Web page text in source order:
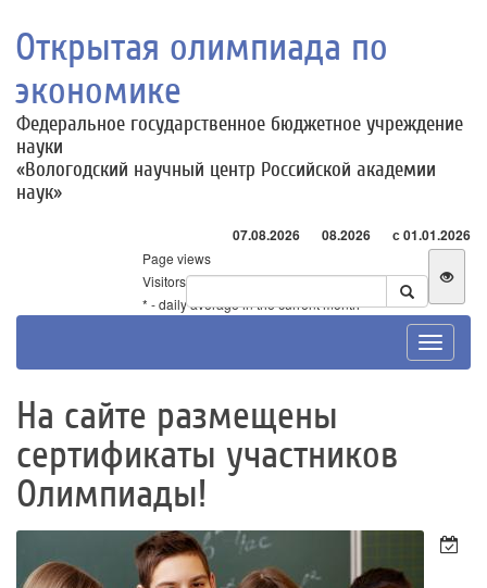
Открытая олимпиада по
экономике
Федеральное государственное бюджетное учреждение
науки
«Вологодский научный центр Российской академии
наук»
07.08.2026 08.2026 с 01.01.2026
Page views
Visitors
* - daily average in the current month
Toggle
На сайте размещены
сертификаты участников
Олимпиады!